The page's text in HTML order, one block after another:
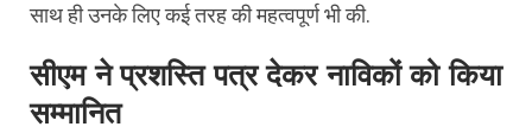
साथ ही उनके लिए कई तरह की महत्वपूर्ण भी की.
सीएम ने प्रशस्ति पत्र देकर नाविकों को किया
सम्मानित